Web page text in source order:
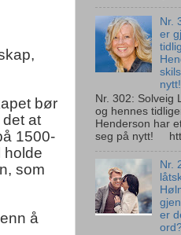
bør
at
1500-
holde
som
å
Nr.
er
nytt!
Nr. 302: Solveig
og hennes
Henderson har
seg på nytt!
Nr.
er